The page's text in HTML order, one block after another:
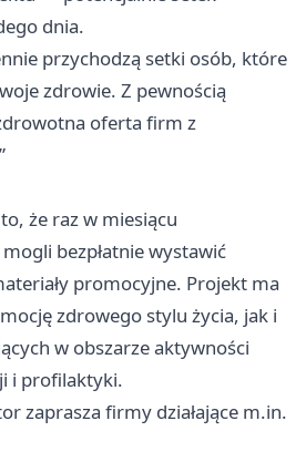
dnia.
przychodzą setki osób, które
zdrowie. Z pewnością
oferta firm z
że raz w miesiącu
bezpłatnie wystawić
promocyjne. Projekt ma
zdrowego stylu życia, jak i
w obszarze aktywności
i profilaktyki.
zaprasza firmy działające m.in.